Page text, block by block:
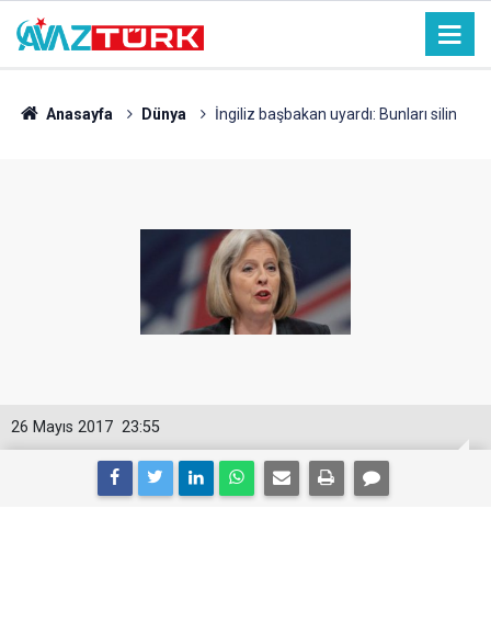
Anasayfa Dünya İngiliz başbakan uyardı: Bunları silin
23:55
26 Mayıs 2017